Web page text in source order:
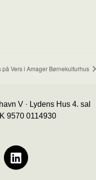
på Vers i Amager Børnekulturhus
V · Lydens Hus 4. sal
9570 0114930